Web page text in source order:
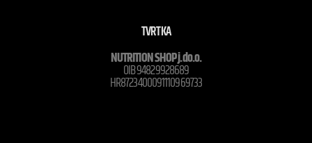
TVRTKA
NUTRITION SHOP j.do.o.
OIB 94829928689
HR8723400091110969733